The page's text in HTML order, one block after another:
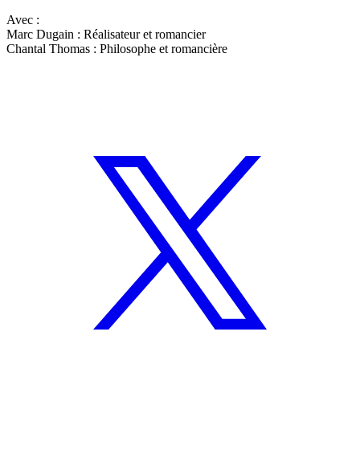
Avec :
Marc Dugain : Réalisateur et romancier
Chantal Thomas : Philosophe et romancière